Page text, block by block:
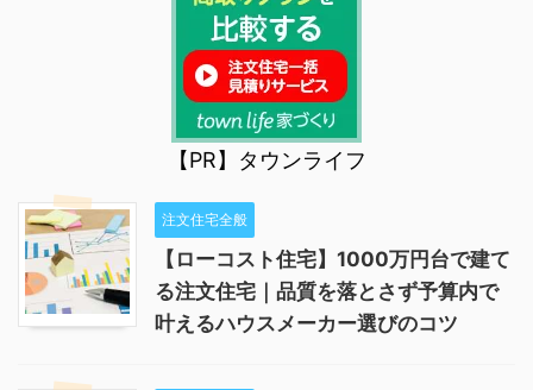
【PR】タウンライフ
注文住宅全般
【ローコスト住宅】1000万円台で建て
る注文住宅｜品質を落とさず予算内で
叶えるハウスメーカー選びのコツ